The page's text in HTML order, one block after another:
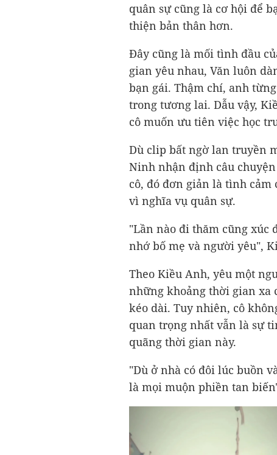
quân sự cũng là cơ hội để
thiện bản thân hơn.
Đây cũng là mối tình đầu
gian yêu nhau, Văn luôn
bạn gái. Thậm chí, anh
trong tương lai. Dẫu vậy,
cô muốn ưu tiên việc học
Dù clip bất ngờ lan truyền
Ninh nhận định câu
cô, đó đơn giản là tình
vì nghĩa vụ quân sự.
"Lần nào đi thăm cũng xúc
nhớ bố mẹ và người yêu",
Theo Kiều Anh, yêu một
những khoảng thời gian xa
kéo dài. Tuy nhiên, cô
quan trọng nhất vẫn là sự
quãng thời gian này.
"Dù ở nhà có đôi lúc buồn
là mọi muộn phiền tan